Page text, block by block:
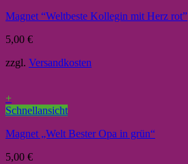
Magnet “Weltbeste Kollegin mit Herz rot”
5,00 €
zzgl. Versandkosten
+
Schnellansicht
Magnet „Welt Bester Opa in grün“
5,00 €